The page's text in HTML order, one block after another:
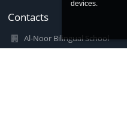
Contacts
Al-Noor Bilingual School